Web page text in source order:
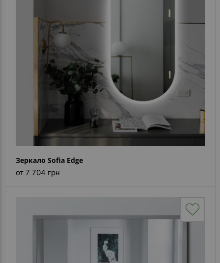
Зеркало Sofia Edge
от 7 704 грн